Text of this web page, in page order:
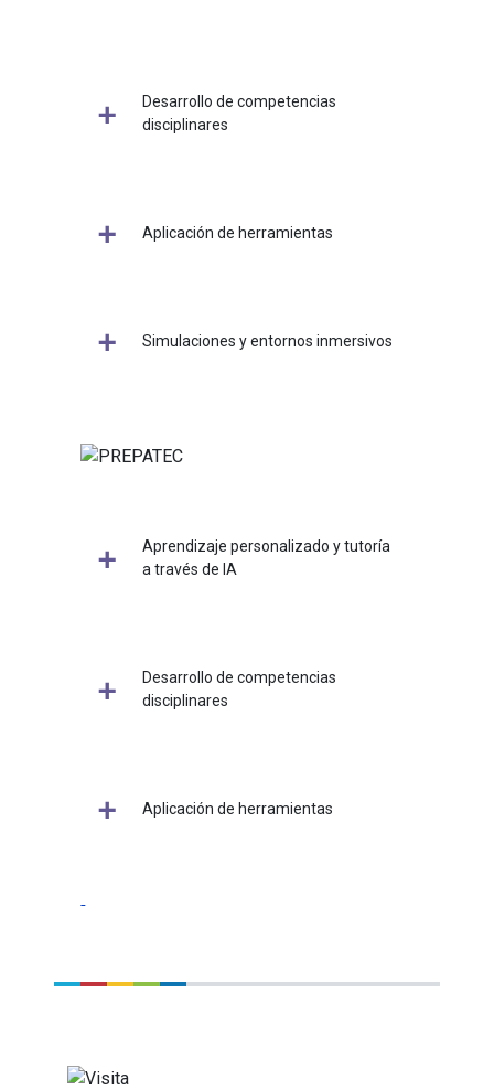
Desarrollo de competencias
disciplinares
Aplicación de herramientas
Simulaciones y entornos inmersivos
Aprendizaje personalizado y tutoría
a través de IA
Desarrollo de competencias
disciplinares
Aplicación de herramientas